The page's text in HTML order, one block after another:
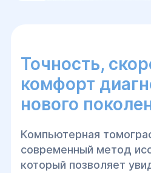
Точность,
комфорт
нового
Компьютерная
современный метод
который позволяет